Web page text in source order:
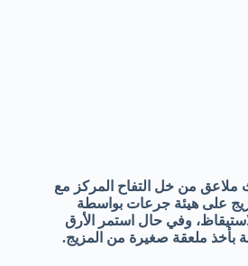
ملاعق من خل التفاح المركز مع
على هيئة جرعات بواسطة
وفي حال استمر الأرق
بأخذ ملعقة صغيرة من المزيج.